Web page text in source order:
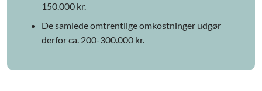
150.000 kr.
De samlede omtrentlige omkostninger udgør
derfor ca. 200-300.000 kr.